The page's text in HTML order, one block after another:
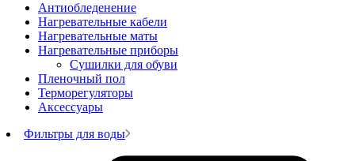
Антиобледенение
Нагревательные кабели
Нагревательные маты
Нагревательные приборы
Сушилки для обуви
Пленочный пол
Терморегуляторы
Аксессуары
Фильтры для воды